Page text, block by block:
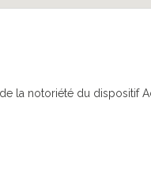
la notoriété du dispositif